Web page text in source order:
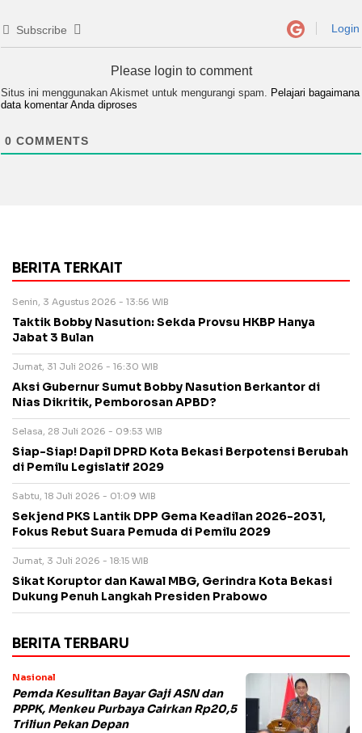
Subscribe Login
Please login to comment
Situs ini menggunakan Akismet untuk mengurangi spam. Pelajari bagaimana
data komentar Anda diproses
0 COMMENTS
BERITA TERKAIT
Senin, 3 Agustus 2026 - 13:56 WIB
Taktik Bobby Nasution: Sekda Provsu HKBP Hanya
Jabat 3 Bulan
Jumat, 31 Juli 2026 - 16:30 WIB
Aksi Gubernur Sumut Bobby Nasution Berkantor di
Nias Dikritik, Pemborosan APBD?
Selasa, 28 Juli 2026 - 09:53 WIB
Siap-Siap! Dapil DPRD Kota Bekasi Berpotensi Berubah
di Pemilu Legislatif 2029
Sabtu, 18 Juli 2026 - 01:09 WIB
Sekjend PKS Lantik DPP Gema Keadilan 2026-2031,
Fokus Rebut Suara Pemuda di Pemilu 2029
Jumat, 3 Juli 2026 - 18:15 WIB
Sikat Koruptor dan Kawal MBG, Gerindra Kota Bekasi
Dukung Penuh Langkah Presiden Prabowo
BERITA TERBARU
Nasional
Pemda Kesulitan Bayar Gaji ASN dan
PPPK, Menkeu Purbaya Cairkan Rp20,5
Triliun Pekan Depan